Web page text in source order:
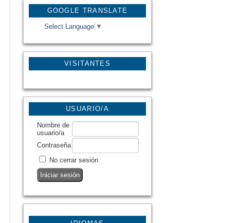
GOOGLE TRANSLATE
Select Language ▼
VISITANTES
USUARIO/A
Nombre de
usuario/a
Contraseña
No cerrar sesión